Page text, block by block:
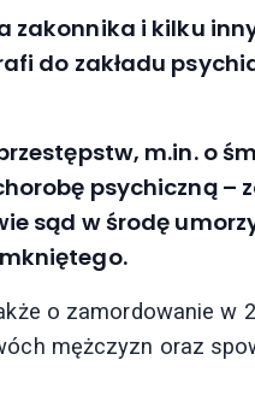
zakonnika i kilku
do zakładu
m.in. o
psychiczną –
sąd w środę
o zamordowanie w
mężczyzn oraz